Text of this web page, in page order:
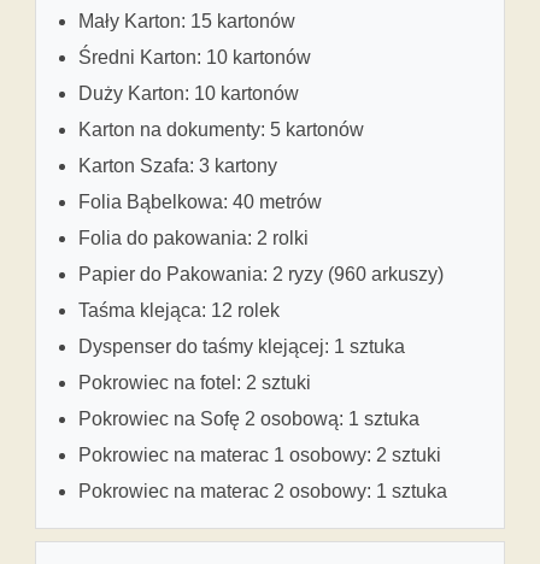
Mały Karton: 15 kartonów
Średni Karton: 10 kartonów
Duży Karton: 10 kartonów
Karton na dokumenty: 5 kartonów
Karton Szafa: 3 kartony
Folia Bąbelkowa: 40 metrów
Folia do pakowania: 2 rolki
Papier do Pakowania: 2 ryzy (960 arkuszy)
Taśma klejąca: 12 rolek
Dyspenser do taśmy klejącej: 1 sztuka
Pokrowiec na fotel: 2 sztuki
Pokrowiec na Sofę 2 osobową: 1 sztuka
Pokrowiec na materac 1 osobowy: 2 sztuki
Pokrowiec na materac 2 osobowy: 1 sztuka